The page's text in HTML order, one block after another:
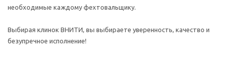
необходимые каждому фехтовальщику.
Выбирая клинок ВНИТИ, вы выбираете уверенность, качество и
безупречное исполнение!